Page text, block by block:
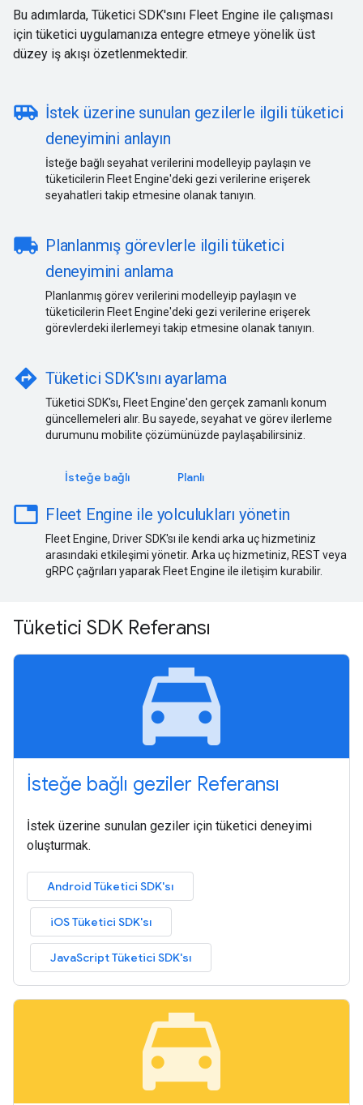
Bu adımlarda, Tüketici SDK'sını Fleet Engine ile çalışması
için tüketici uygulamanıza entegre etmeye yönelik üst
düzey iş akışı özetlenmektedir.
airport_shuttle İstek üzerine sunulan gezilerle ilgili tüketici
deneyimini anlayın
İsteğe bağlı seyahat verilerini modelleyip paylaşın ve
tüketicilerin Fleet Engine'deki gezi verilerine erişerek
seyahatleri takip etmesine olanak tanıyın.
local_shipping Planlanmış görevlerle ilgili tüketici
deneyimini anlama
Planlanmış görev verilerini modelleyip paylaşın ve
tüketicilerin Fleet Engine'deki gezi verilerine erişerek
görevlerdeki ilerlemeyi takip etmesine olanak tanıyın.
directions Tüketici SDK'sını ayarlama
Tüketici SDK'sı, Fleet Engine'den gerçek zamanlı konum
güncellemeleri alır. Bu sayede, seyahat ve görev ilerleme
durumunu mobilite çözümünüzde paylaşabilirsiniz.
İsteğe bağlı Planlı
table
Fleet Engine ile yolculukları yönetin
Fleet Engine, Driver SDK'sı ile kendi arka uç hizmetiniz
arasındaki etkileşimi yönetir. Arka uç hizmetiniz, REST veya
gRPC çağrıları yaparak Fleet Engine ile iletişim kurabilir.
Tüketici SDK Referansı
local_taxi
İsteğe bağlı geziler Referansı
İstek üzerine sunulan geziler için tüketici deneyimi
oluşturmak.
Android Tüketici SDK'sı
iOS Tüketici SDK'sı
JavaScript Tüketici SDK'sı
local_taxi